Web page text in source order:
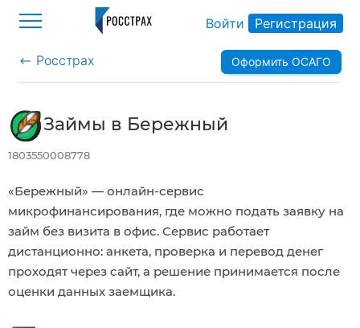
Войти Регистрация
Росстрах
> Оформить ОСАГО
Займы в Бережный
1803550008778
«Бережный» — онлайн-сервис
микрофинансирования, где можно подать заявку на
займ без визита в офис. Сервис работает
дистанционно: анкета, проверка и перевод денег
проходят через сайт, а решение принимается после
оценки данных заемщика.